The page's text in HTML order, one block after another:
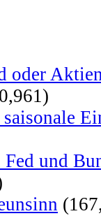
oder
und